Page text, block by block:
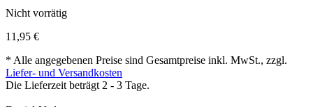
Nicht vorrätig
11,95 €
* Alle angegebenen Preise sind Gesamtpreise inkl. MwSt., zzgl.
Liefer- und Versandkosten
Die Lieferzeit beträgt 2 - 3 Tage.